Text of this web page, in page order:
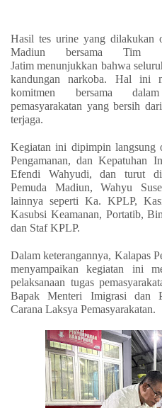
Hasil tes urine yang dilakukan
Madiun bersama Tim
Jatim menunjukkan bahwa
kandungan narkoba. Hal ini
komitmen bersama
pemasyarakatan yang bersih
terjaga.
Kegiatan ini dipimpin langsung
Pengamanan, dan Kepatuhan
Efendi Wahyudi, dan turut
Pemuda Madiun, Wahyu
lainnya seperti Ka. KPLP,
Kasubsi Keamanan, Portatib,
dan Staf KPLP.
Dalam keterangannya, Kalapas
menyampaikan kegiatan ini
pelaksanaan tugas
Bapak Menteri Imigrasi dan
Carana Laksya Pemasyarakatan.